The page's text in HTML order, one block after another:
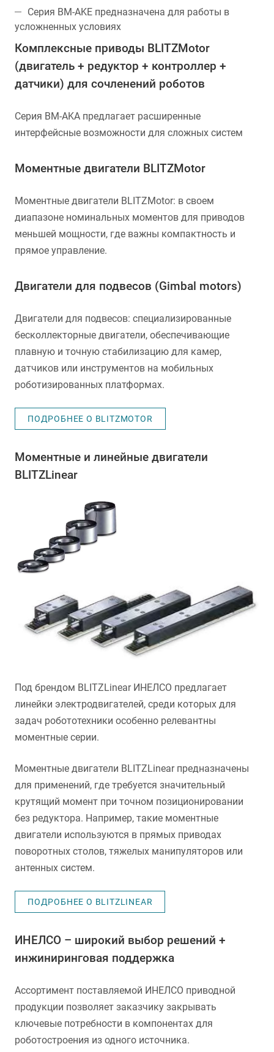
Серия BM-AKE предназначена для работы в
усложненных условиях
Комплексные приводы BLITZMotor
(двигатель + редуктор + контроллер +
датчики) для сочленений роботов
Серия BM-AKA предлагает расширенные
интерфейсные возможности для сложных систем
Моментные двигатели BLITZMotor
Моментные двигатели BLITZMotor: в своем
диапазоне номинальных моментов для приводов
меньшей мощности, где важны компактность и
прямое управление.
Двигатели для подвесов (Gimbal motors)
Двигатели для подвесов: специализированные
бесколлекторные двигатели, обеспечивающие
плавную и точную стабилизацию для камер,
датчиков или инструментов на мобильных
роботизированных платформах.
ПОДРОБНЕЕ О BLITZMOTOR
Моментные и линейные двигатели
BLITZLinear
Под брендом BLITZLinear ИНЕЛСО предлагает
линейки электродвигателей, среди которых для
задач робототехники особенно релевантны
моментные серии.
Моментные двигатели BLITZLinear предназначены
для применений, где требуется значительный
крутящий момент при точном позиционировании
без редуктора. Например, такие моментные
двигатели используются в прямых приводах
поворотных столов, тяжелых манипуляторов или
антенных систем.
ПОДРОБНЕЕ О BLITZLINEAR
ИНЕЛСО – широкий выбор решений +
инжиниринговая поддержка
Ассортимент поставляемой ИНЕЛСО приводной
продукции позволяет заказчику закрывать
ключевые потребности в компонентах для
роботостроения из одного источника.